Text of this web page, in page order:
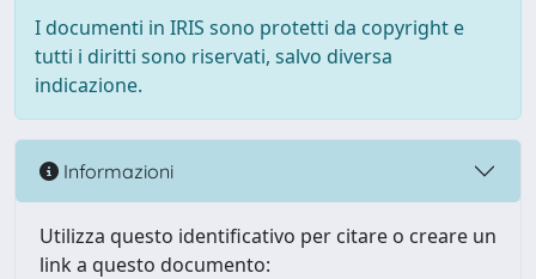
I documenti in IRIS sono protetti da copyright e
tutti i diritti sono riservati, salvo diversa
indicazione.
Informazioni
Utilizza questo identificativo per citare o creare un
link a questo documento: